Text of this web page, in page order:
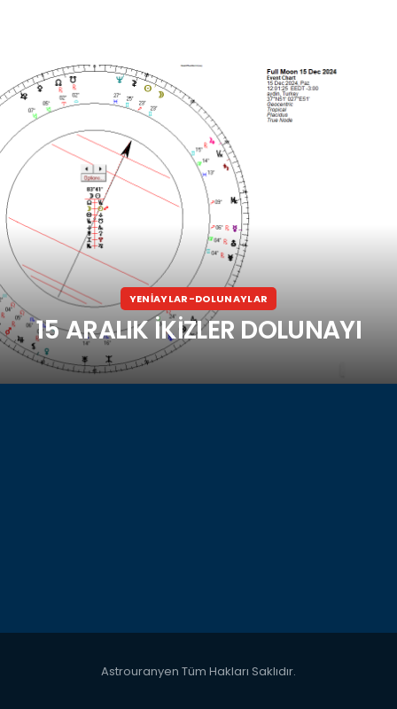
YENİAYLAR-DOLUNAYLAR
15 ARALIK İKİZLER DOLUNAYI
Astrouranyen Tüm Hakları Saklıdır.